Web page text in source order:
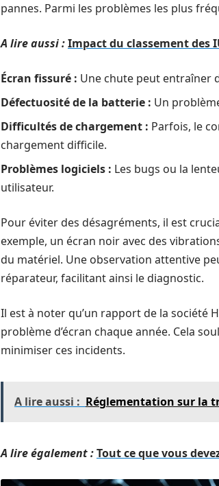
pannes. Parmi les problèmes les plus
A lire aussi :Impact du classement des
Écran fissuré : Une chute peut entraîner
Défectuosité de la batterie : Un
Difficultés de chargement : Parfois, le
chargement difficile.
Problèmes logiciels : Les bugs ou la
utilisateur.
Pour éviter des désagréments, il est
exemple, un écran noir avec des
du matériel. Une observation attentive
réparateur, facilitant ainsi le diagnostic.
Il est à noter qu’un rapport de la société
problème d’écran chaque année. Cela
minimiser ces incidents.
A lire aussi : Réglementation sur la
A lire également :Tout ce que vous